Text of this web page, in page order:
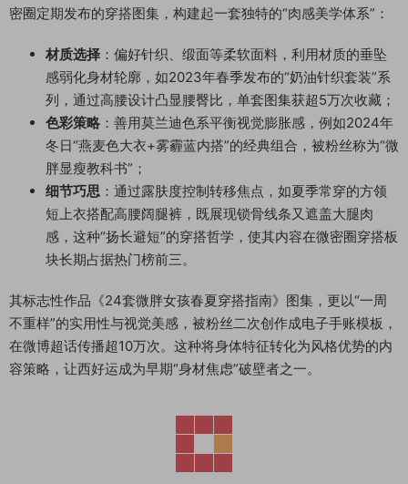
密圈定期发布的穿搭图集，构建起一套独特的“肉感美学体系”：
材质选择 ：偏好针织、缎面等柔软面料，利用材质的垂坠
感弱化身材轮廓，如2023年春季发布的“奶油针织套装”系
列，通过高腰设计凸显腰臀比，单套图集获超5万次收藏；
色彩策略 ：善用莫兰迪色系平衡视觉膨胀感，例如2024年
冬日“燕麦色大衣+雾霾蓝内搭”的经典组合，被粉丝称为“微
胖显瘦教科书”；
细节巧思 ：通过露肤度控制转移焦点，如夏季常穿的方领
短上衣搭配高腰阔腿裤，既展现锁骨线条又遮盖大腿肉
感，这种“扬长避短”的穿搭哲学，使其内容在微密圈穿搭板
块长期占据热门榜前三。
其标志性作品《24套微胖女孩春夏穿搭指南》图集，更以“一周
不重样”的实用性与视觉美感，被粉丝二次创作成电子手账模板，
在微博超话传播超10万次。这种将身体特征转化为风格优势的内
容策略，让西好运成为早期“身材焦虑”破壁者之一。